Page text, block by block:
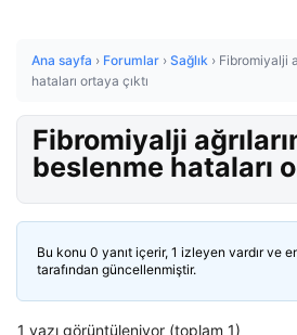
Ana sayfa › Forumlar › Sağlık › Fibromiyalji
hataları ortaya çıktı
Fibromiyalji
beslenme hataları
Bu konu 0 yanıt içerir, 1 izleyen vardır ve
tarafından güncellenmiştir.
1 yazı görüntüleniyor (toplam 1)